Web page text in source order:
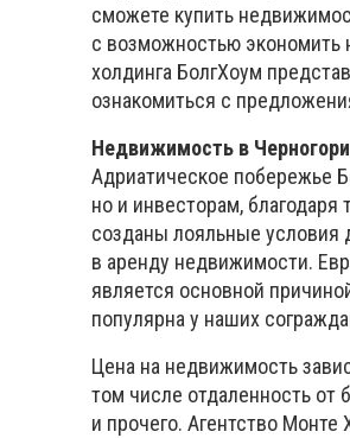
сможете купить
с возможностью экономить
холдинга БолгХоум
ознакомиться с
Недвижимость в
Адриатическое побережье
но и инвесторам, благодаря
созданы лояльные условия
в аренду недвижимости.
является основной
популярна у наших
Цена на недвижимость
том числе отдаленность от
и прочего. Агентство